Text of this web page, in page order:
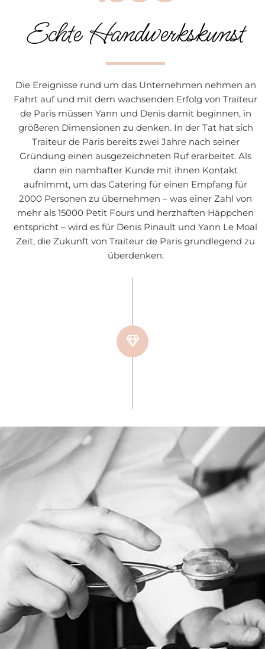
Echte Handwerkskunst
Die Ereignisse rund um das Unternehmen nehmen an
Fahrt auf und mit dem wachsenden Erfolg von Traiteur
de Paris müssen Yann und Denis damit beginnen, in
größeren Dimensionen zu denken. In der Tat hat sich
Traiteur de Paris bereits zwei Jahre nach seiner
Gründung einen ausgezeichneten Ruf erarbeitet. Als
dann ein namhafter Kunde mit ihnen Kontakt
aufnimmt, um das Catering für einen Empfang für
2000 Personen zu übernehmen – was einer Zahl von
mehr als 15000 Petit Fours und herzhaften Häppchen
entspricht – wird es für Denis Pinault und Yann Le Moal
Zeit, die Zukunft von Traiteur de Paris grundlegend zu
überdenken.